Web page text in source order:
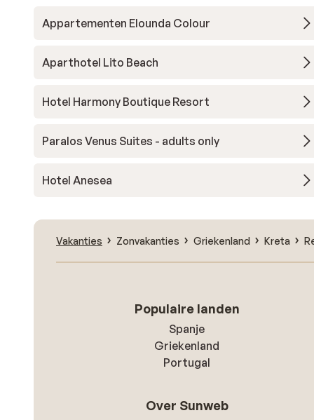
Appartementen Elounda Colour
Aparthotel Lito Beach
Hotel Harmony Boutique Resort
Paralos Venus Suites - adults only
Hotel Anesea
Vakanties Zonvakanties Griekenland Kreta
Populaire landen
Spanje
Griekenland
Portugal
Over Sunweb